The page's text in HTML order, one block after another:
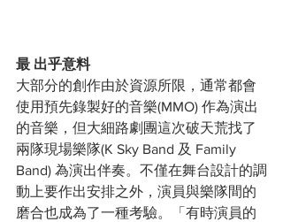
最 出乎意料
大部分的創作由於資源所限，通常都會
使用預先錄製好的音樂(MMO) 作為演出
的音樂，但大細路劇團這次破天荒找了
兩隊現場樂隊(K Sky Band 及 Family
Band) 為演出伴奏。不僅在舞台設計的調
動上要作出安排之外，演員與樂隊間的
磨合也成為了一種考驗。「有時演員的